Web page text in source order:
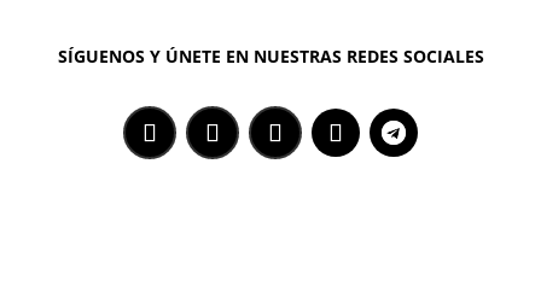
SÍGUENOS Y ÚNETE EN NUESTRAS REDES SOCIALES